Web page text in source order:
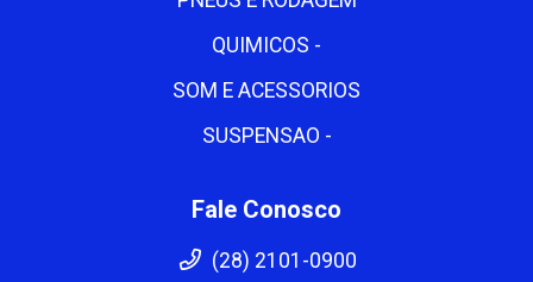
QUIMICOS -
SOM E ACESSORIOS
SUSPENSAO -
Fale Conosco
(28) 2101-0900